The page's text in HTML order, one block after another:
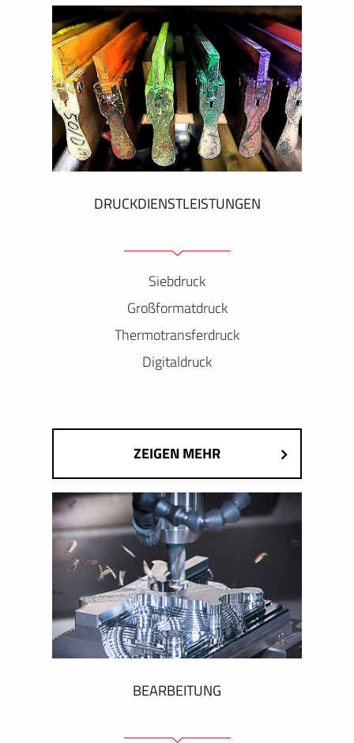
DRUCKDIENSTLEISTUNGEN
Siebdruck
Großformatdruck
Thermotransferdruck
Digitaldruck
ZEIGEN MEHR
BEARBEITUNG